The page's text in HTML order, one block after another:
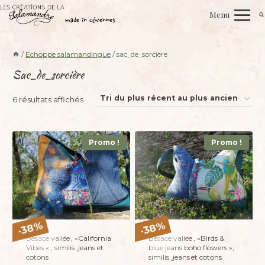
Aller
au
made in cévennes
Menu
/ Echoppe salamandingue / sac_de_sorcière
Sac_de_sorcière
6 résultats affichésTrié
plus
récent
au
plus
ancien
Promo !
-38%
Besace vallée , »California
Vibes « , similis ,jeans et
cotons
Promo !
-38%
Besace vallée , »Birds &
blue jeans boho flowers »,
similis ,jeans et cotons